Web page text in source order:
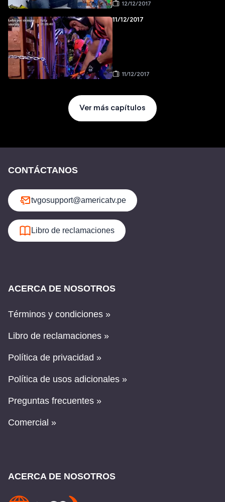
12/12/2017
11/12/2017
11/12/2017
Ver más capítulos
CONTÁCTANOS
tvgosupport@americatv.pe
Libro de reclamaciones
ACERCA DE NOSOTROS
Términos y condiciones »
Libro de reclamaciones »
Política de privacidad »
Política de usos adicionales »
Preguntas frecuentes »
Comercial »
ACERCA DE NOSOTROS